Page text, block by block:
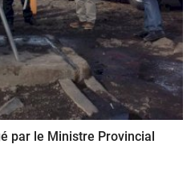
par le Ministre Provincial